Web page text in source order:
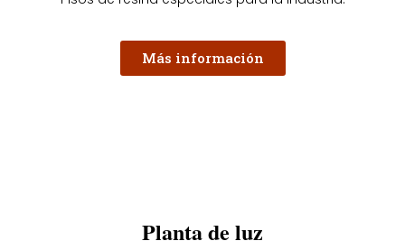
Más información
Planta de luz